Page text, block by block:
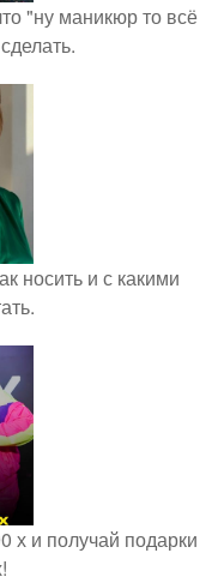
"ну маникюр то всё
носить и с какими
х и получай подарки